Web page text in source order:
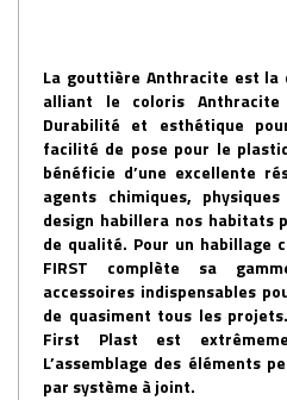
La gouttière Anthracite est la
alliant le coloris
Durabilité et esthétique
facilité de pose pour le
bénéficie d’une excellente
agents chimiques,
design habillera nos habitats
de qualité. Pour un habillage
FIRST complète sa
accessoires indispensables
de quasiment tous les
First Plast est
L’assemblage des éléments
par système à joint.